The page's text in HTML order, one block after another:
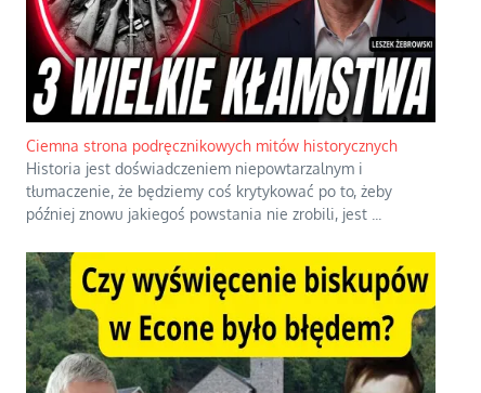
Ciemna strona podręcznikowych mitów historycznych
Historia jest doświadczeniem niepowtarzalnym i
tłumaczenie, że będziemy coś krytykować po to, żeby
później znowu jakiegoś powstania nie zrobili, jest